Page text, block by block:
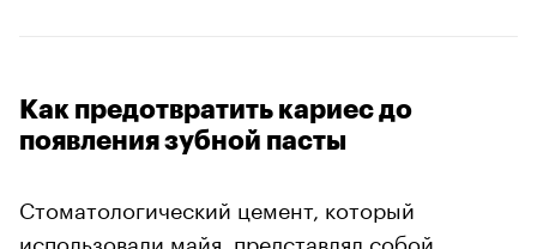
Как предотвратить кариес до
появления зубной пасты
Стоматологический цемент, который
использовали майя, представлял собой